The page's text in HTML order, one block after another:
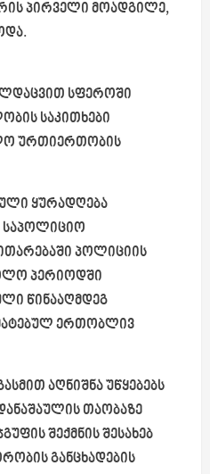
პირველი მოადგილე,
სფეროში
საკითხები
ურთიერთობის
ყურადღება
საპოლიციო
პოლიციის
პერიოდში
წინააღმდეგ
ერთობლივ
აღნიშნა უწყებებს
თაობაზე
შექმნის შესახებ
განცხადების